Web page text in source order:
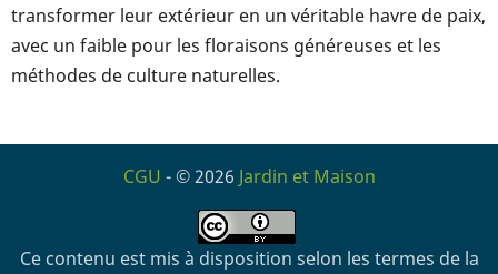
transformer leur extérieur en un véritable havre de paix,
avec un faible pour les floraisons généreuses et les
méthodes de culture naturelles.
CGU - © 2026 Jardin et Maison
Ce contenu est mis à disposition selon les termes de la